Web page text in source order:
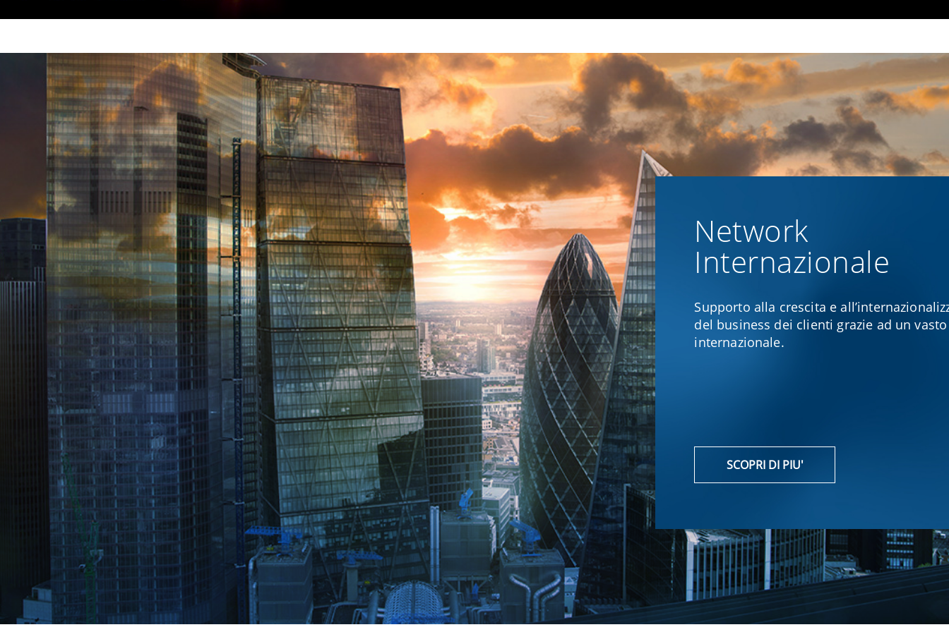
Network
Internazionale
Supporto alla crescita e
del business dei clienti grazie ad un
internazionale.
SCOPRI DI PIU'